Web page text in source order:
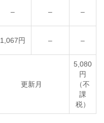
– – –
1,067円 – –
更新月
5,080
円
（不
課
税）